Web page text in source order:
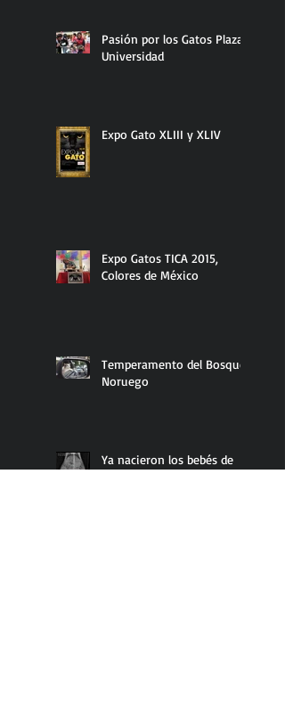
Pasión por los Gatos Plaza
Universidad
Expo Gato XLIII y XLIV
Expo Gatos TICA 2015,
Colores de México
Temperamento del Bosque
Noruego
Ya nacieron los bebés de